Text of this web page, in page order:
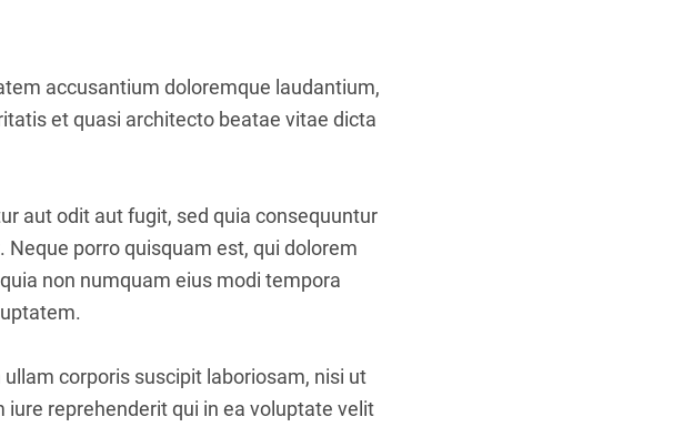
accusantium doloremque laudantium,
et quasi architecto beatae vitae dicta
aut odit aut fugit, sed quia consequuntur
porro quisquam est, qui dolorem
non numquam eius modi tempora
corporis suscipit laboriosam, nisi ut
reprehenderit qui in ea voluptate velit